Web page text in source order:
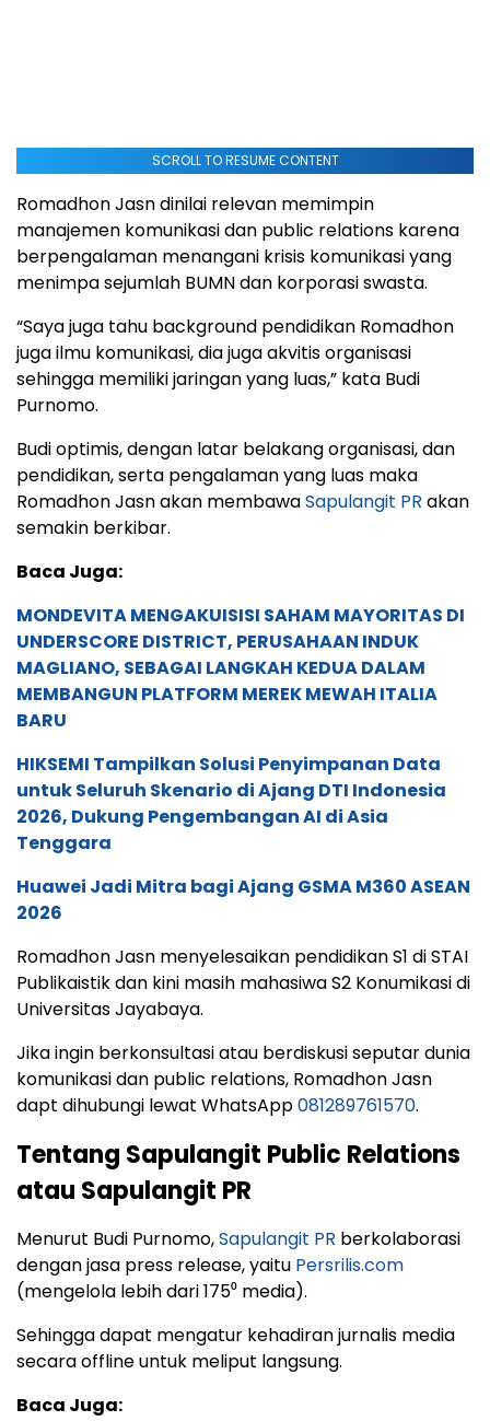
SCROLL TO RESUME CONTENT
Romadhon Jasn dinilai relevan memimpin
manajemen komunikasi dan public relations karena
berpengalaman menangani krisis komunikasi yang
menimpa sejumlah BUMN dan korporasi swasta.
“Saya juga tahu background pendidikan Romadhon
juga ilmu komunikasi, dia juga akvitis organisasi
sehingga memiliki jaringan yang luas,” kata Budi
Purnomo.
Budi optimis, dengan latar belakang organisasi, dan
pendidikan, serta pengalaman yang luas maka
Romadhon Jasn akan membawaSapulangit PR akan
semakin berkibar.
Baca Juga:
MONDEVITA MENGAKUISISI SAHAM MAYORITAS DI
UNDERSCORE DISTRICT, PERUSAHAAN INDUK
MAGLIANO, SEBAGAI LANGKAH KEDUA DALAM
MEMBANGUN PLATFORM MEREK MEWAH ITALIA
BARU
HIKSEMI Tampilkan Solusi Penyimpanan Data
untuk Seluruh Skenario di Ajang DTI Indonesia
2026, Dukung Pengembangan AI di Asia
Tenggara
Huawei Jadi Mitra bagi Ajang GSMA M360 ASEAN
2026
Romadhon Jasn menyelesaikan pendidikan S1 di STAI
Publikaistik dan kini masih mahasiwa S2 Konumikasi di
Universitas Jayabaya.
Jika ingin berkonsultasi atau berdiskusi seputar dunia
komunikasi dan public relations, Romadhon Jasn
dapt dihubungi lewat WhatsApp081289761570.
Tentang Sapulangit Public Relations
atau Sapulangit PR
Menurut Budi Purnomo,Sapulangit PR berkolaborasi
dengan jasa press release, yaitu Persrilis.com
(mengelola lebih dari 175⁰ media).
Sehingga dapat mengatur kehadiran jurnalis media
secara offline untuk meliput langsung.
Baca Juga: